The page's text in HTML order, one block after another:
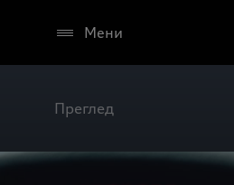
Мени
Преглед